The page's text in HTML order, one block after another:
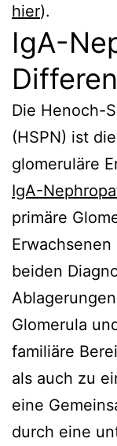
hier).
IgA-
Die Henoch-
(HSPN) ist
glomeruläre
IgA-
primäre
beiden
Glomerula
familiäre
als auch zu
eine
durch eine